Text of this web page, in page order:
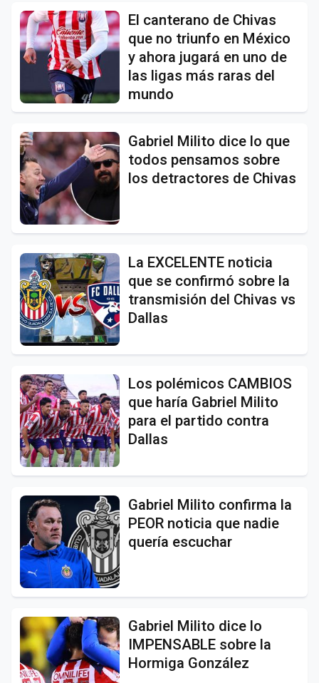
El canterano de Chivas
que no triunfo en México
y ahora jugará en uno de
las ligas más raras del
mundo
Gabriel Milito dice lo que
todos pensamos sobre
los detractores de Chivas
La EXCELENTE noticia
que se confirmó sobre la
transmisión del Chivas vs
Dallas
Los polémicos CAMBIOS
que haría Gabriel Milito
para el partido contra
Dallas
Gabriel Milito confirma la
PEOR noticia que nadie
quería escuchar
Gabriel Milito dice lo
IMPENSABLE sobre la
Hormiga González